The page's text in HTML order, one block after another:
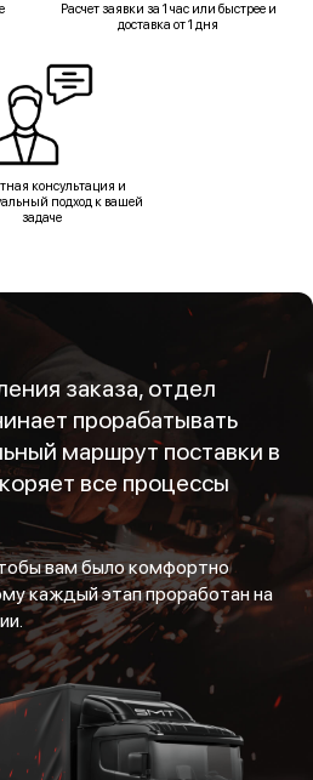
Расчет заявки за 1 час или быстрее и
доставка от 1 дня
консультация и
подход к вашей
задаче
заказа, отдел
прорабатывать
маршрут поставки в
все процессы
вам было комфортно
каждый этап проработан на